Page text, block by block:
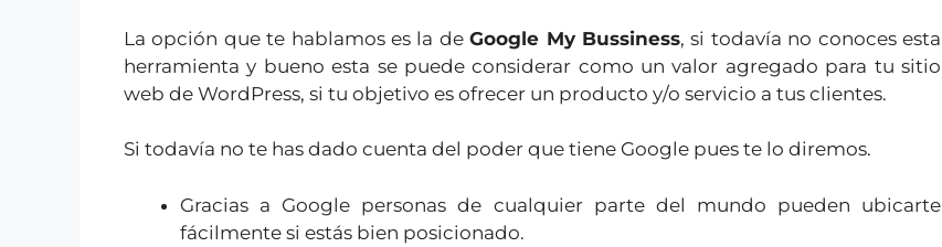
La opción que te hablamos es la deGoogle My Bussiness, si todavía no conoces esta
herramienta y bueno esta se puede considerar como un valor agregado para tu sitio
web de WordPress, si tu objetivo es ofrecer un producto y/o servicio a tus clientes.
Si todavía no te has dado cuenta del poder que tiene Google pues te lo diremos.
Gracias a Google personas de cualquier parte del mundo pueden ubicarte
fácilmente si estás bien posicionado.